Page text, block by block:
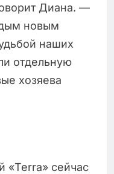
Диана. —
новым
наших
отдельную
хозяева
«Terra» сейчас